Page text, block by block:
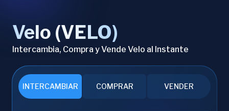
Velo (VELO)
Intercambia, Compra y Vende Velo al Instante
INTERCAMBIAR COMPRAR VENDER